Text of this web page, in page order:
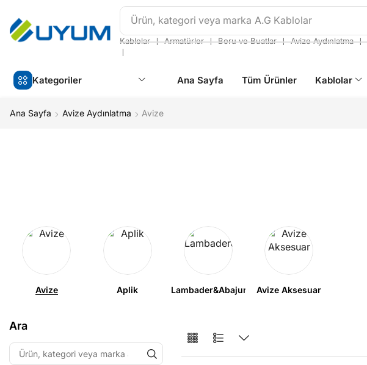
Ürün, kategori veya marka A.G Kablolar
Kablolar ❘ Armatürler ❘ Boru ve Buatlar ❘ Avize Aydınlatma ❘
❘
Kategoriler Ana Sayfa Tüm Ürünler Kablolar
Ana Sayfa Avize Aydınlatma Avize
Avize Aplik Lambader&Abajur Avize Aksesuar
Ara